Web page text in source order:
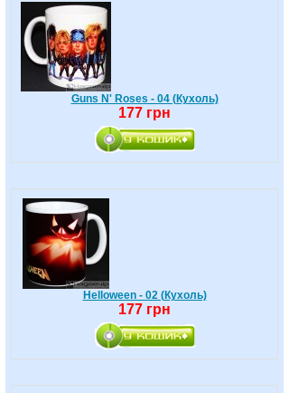
Guns N' Roses - 04 (Кухоль)
177 грн
Helloween - 02 (Кухоль)
177 грн